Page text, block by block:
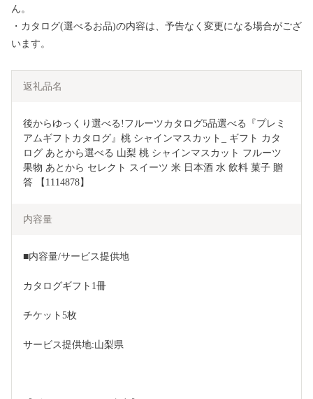
ん。
・カタログ(選べるお品)の内容は、予告なく変更になる場合がござ
います。
返礼品名
後からゆっくり選べる!フルーツカタログ5品選べる『プレミ
アムギフトカタログ』桃 シャインマスカット_ ギフト カタ
ログ あとから選べる 山梨 桃 シャインマスカット フルーツ
果物 あとから セレクト スイーツ 米 日本酒 水 飲料 菓子 贈
答 【1114878】
内容量
■内容量/サービス提供地
カタログギフト1冊
チケット5枚
サービス提供地:山梨県